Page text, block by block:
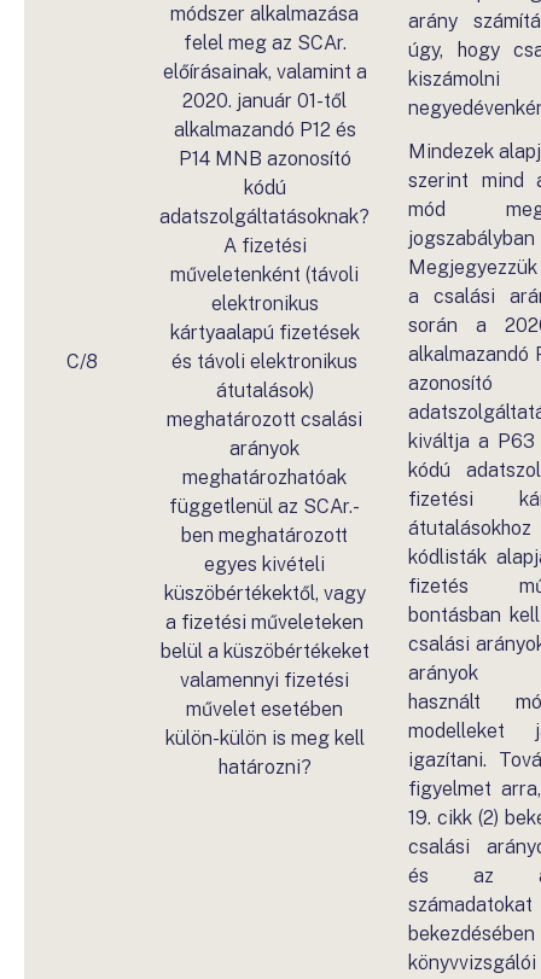
C/8
módszer alkalmazása
felel meg az SCAr.
előírásainak, valamint a
2020. január 01-től
alkalmazandó P12 és
P14 MNB azonosító
kódú
adatszolgáltatásoknak?
A fizetési
műveletenként (távoli
elektronikus
kártyaalapú fizetések
és távoli elektronikus
átutalások)
meghatározott csalási
arányok
meghatározhatóak
függetlenül az SCAr.-
ben meghatározott
egyes kivételi
küszöbértékektől, vagy
a fizetési műveleteken
belül a küszöbértékeket
valamennyi fizetési
művelet esetében
külön-külön is meg kell
határozni?
arány
úgy, hogy
Mindezek
szerint mind
mód
a csalási
során a
alkalmazandó
kiváltja a
kódú
fizetési
átutalásokhoz
kódlisták
fizetés
bontásban
csalási
arányok
használt
modelleket
igazítani.
figyelmet
19. cikk (2)
csalási
és az